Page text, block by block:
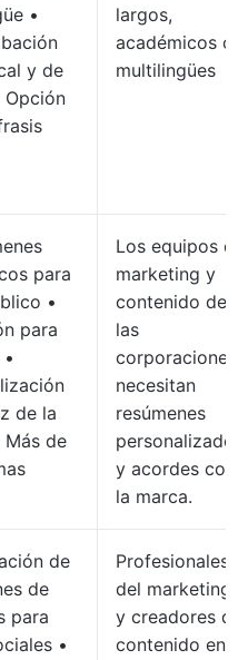
•
y de
Opción
largos,
académicos o
multilingües
para
•
para
de la
Más de
Los equipos de
marketing y
contenido de
las
corporaciones
necesitan
resúmenes
personalizados
y acordes con
la marca.
de
de
para
•
Profesionales
del marketing
y creadores de
contenido en